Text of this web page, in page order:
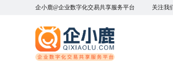
企小鹿@企业数字化交易共享服务平台 关注我